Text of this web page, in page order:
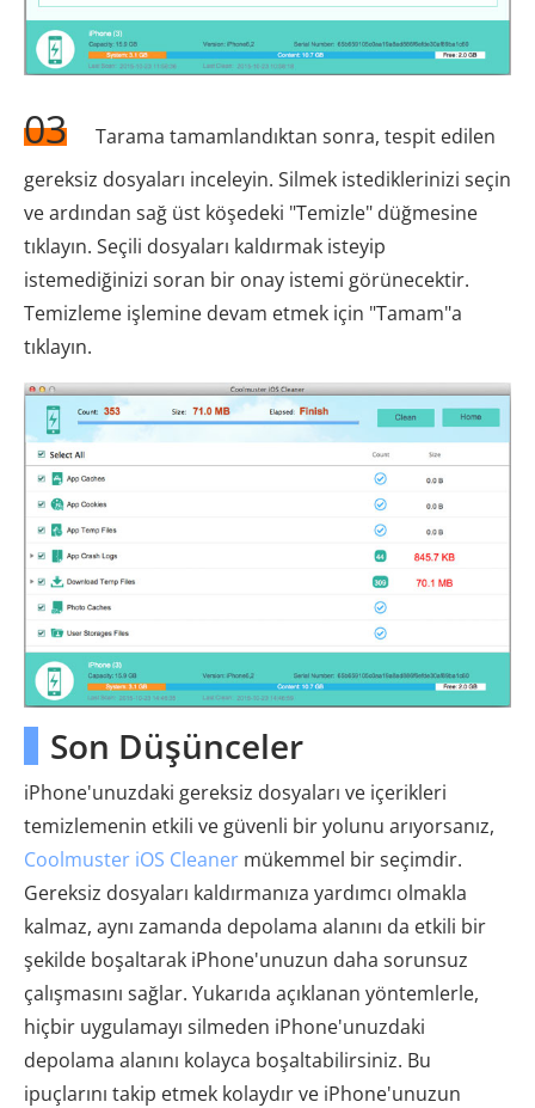
03
Tarama tamamlandıktan sonra, tespit edilen
gereksiz dosyaları inceleyin. Silmek istediklerinizi seçin
ve ardından sağ üst köşedeki "Temizle" düğmesine
tıklayın. Seçili dosyaları kaldırmak isteyip
istemediğinizi soran bir onay istemi görünecektir.
Temizleme işlemine devam etmek için "Tamam"a
tıklayın.
Son Düşünceler
iPhone'unuzdaki gereksiz dosyaları ve içerikleri
temizlemenin etkili ve güvenli bir yolunu arıyorsanız,
Coolmuster iOS Cleaner mükemmel bir seçimdir.
Gereksiz dosyaları kaldırmanıza yardımcı olmakla
kalmaz, aynı zamanda depolama alanını da etkili bir
şekilde boşaltarak iPhone'unuzun daha sorunsuz
çalışmasını sağlar. Yukarıda açıklanan yöntemlerle,
hiçbir uygulamayı silmeden iPhone'unuzdaki
depolama alanını kolayca boşaltabilirsiniz. Bu
ipuçlarını takip etmek kolaydır ve iPhone'unuzun